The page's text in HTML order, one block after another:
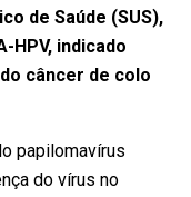
de Saúde (SUS),
HPV, indicado
câncer de colo
papilomavírus
do vírus no